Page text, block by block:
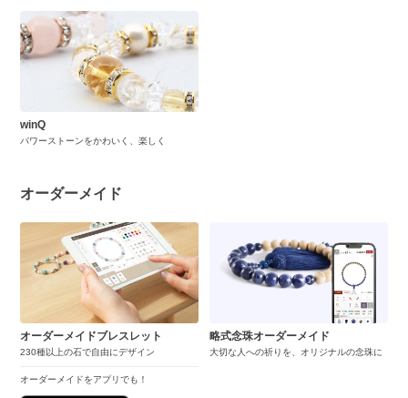
winQ
パワーストーンをかわいく、楽しく
オーダーメイド
オーダーメイドブレスレット
230種以上の石で自由にデザイン
オーダーメイドをアプリでも！
略式念珠オーダーメイド
大切な人への祈りを、オリジナルの念珠に